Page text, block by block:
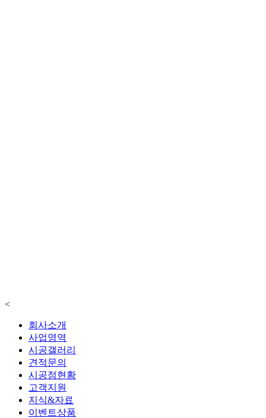
<
회사소개
사업영역
시공갤러리
견적문의
시공점현황
고객지원
지식&자료
이벤트상품